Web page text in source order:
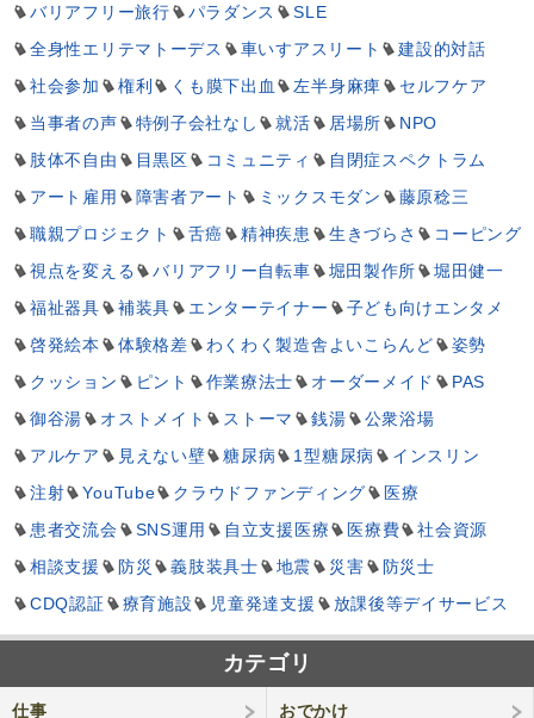
バリアフリー旅行
パラダンス
SLE
全身性エリテマトーデス
車いすアスリート
建設的対話
社会参加
権利 くも膜下出血 左半身麻痺
セルフケア
当事者の声
特例子会社なし 就活 居場所
NPO
肢体不自由
目黒区 コミュニティ
自閉症スペクトラム
アート雇用
障害者アート ミックスモダン
藤原稔三
職親プロジェクト
舌癌 精神疾患 生きづらさ
コーピング
視点を変える
バリアフリー自転車 堀田製作所
堀田健一
福祉器具
補装具 エンターテイナー
子ども向けエンタメ
啓発絵本
体験格差 わくわく製造舎よいこらんど
姿勢
クッション
ピント 作業療法士 オーダーメイド
PAS
御谷湯
オストメイト ストーマ 銭湯
公衆浴場
アルケア
見えない壁 糖尿病 1型糖尿病
インスリン
注射
YouTube クラウドファンディング
医療
患者交流会
SNS運用 自立支援医療 医療費
社会資源
相談支援
防災 義肢装具士 地震 災害
防災士
CDQ認証
療育施設 児童発達支援 放課後等デイサービス
カテゴリ
仕事 おでかけ